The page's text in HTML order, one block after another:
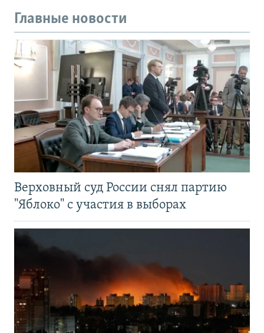
Главные новости
Верховный суд России снял партию
"Яблоко" с участия в выборах